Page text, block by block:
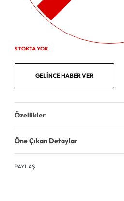
STOKTA YOK
GELINCE HABER VER
Özellikler
Öne Çıkan Detaylar
PAYLAŞ